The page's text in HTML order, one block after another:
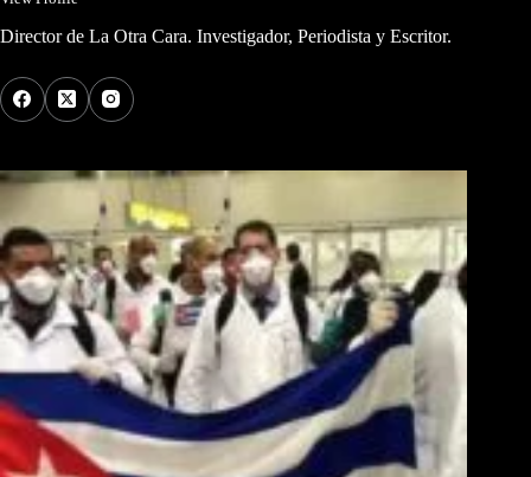
Director de La Otra Cara. Investigador, Periodista y Escritor.